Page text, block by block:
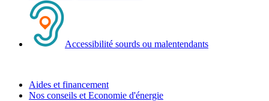
Accessibilité sourds ou malentendants
Aides et financement
Nos conseils et Economie d'énergie